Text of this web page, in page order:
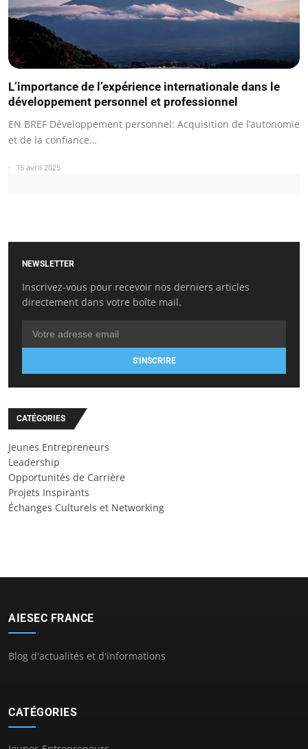
L’importance de l’expérience internationale dans le
développement personnel et professionnel
EN BREF Développement personnel: Acquisition de l’autonomie
et de la confiance…
15 avril 2025
NEWSLETTER
Inscrivez-vous pour recevoir nos derniers articles
directement dans votre boîte mail.
S'INSCRIRE
CATÉGORIES
Jeunes Entrepreneurs
Leadership
Opportunités de Carrière
Projets Inspirants
Échanges Culturels et Networking
AIESEC FRANCE
Blog d'actualités et d'informations
CATÉGORIES